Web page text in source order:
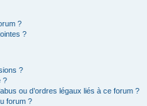
?
?
?
?
ou d’ordres légaux liés à ce forum ?
forum ?